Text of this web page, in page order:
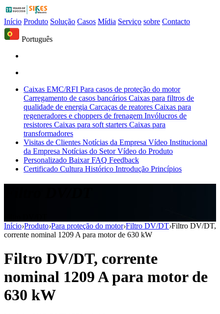
Início Produto Solução Casos Mídia Serviço sobre Contacto
Português
Caixas EMC/RFI Para casos de proteção do motor
Carregamento de casos bancários Caixas para filtros de
qualidade de energia Carcaças de reatores Caixas para
regeneradores e choppers de frenagem Invólucros de
resistores Caixas para soft starters Caixas para
transformadores
Visitas de Clientes Notícias da Empresa Vídeo Institucional
da Empresa Notícias do Setor Vídeo do Produto
Personalizado Baixar FAQ Feedback
Certificado Cultura Histórico Introdução Princípios
Início›Produto›Para proteção do motor›Filtro DV/DT›Filtro DV/DT,
corrente nominal 1209 A para motor de 630 kW
Filtro DV/DT, corrente
nominal 1209 A para motor de
630 kW